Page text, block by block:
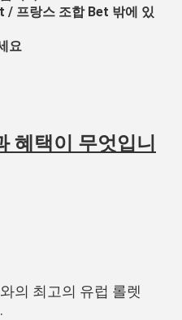
/ 프랑스 조합 Bet 밖에 있
요
혜택이 무엇입니
의 최고의 유럽 롤렛